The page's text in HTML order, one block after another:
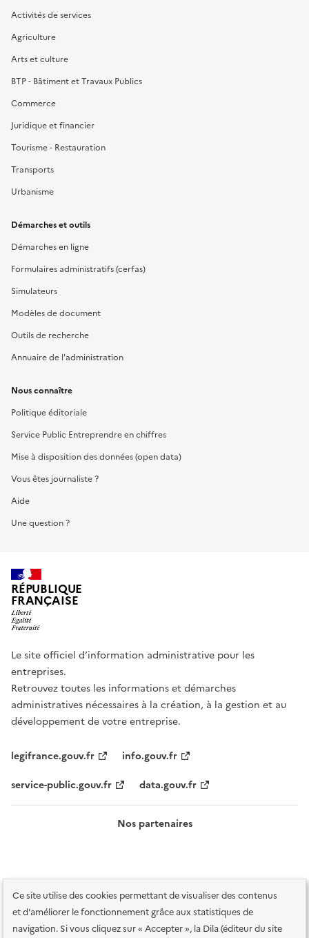
Ce site utilise des cookies permettant de visualiser des contenus
et d'améliorer le fonctionnement grâce aux statistiques de
navigation. Si vous cliquez sur « Accepter », la Dila (éditeur du site
Activités de services
Agriculture
Arts et culture
BTP - Bâtiment et Travaux Publics
Commerce
Juridique et financier
Tourisme - Restauration
Transports
Urbanisme
Démarches et outils
Démarches en ligne
Formulaires administratifs (cerfas)
Simulateurs
Modèles de document
Outils de recherche
Annuaire de l'administration
Nous connaître
Politique éditoriale
Service Public Entreprendre en chiffres
Mise à disposition des données (open data)
Vous êtes journaliste ?
Aide
Une question ?
RÉPUBLIQUE
FRANÇAISE
Le site officiel d’information administrative pour les
entreprises.
Retrouvez toutes les informations et démarches
administratives nécessaires à la création, à la gestion et au
développement de votre entreprise.
legifrance.gouv.fr
info.gouv.fr
service-public.gouv.fr
data.gouv.fr
Nos partenaires